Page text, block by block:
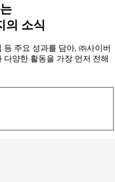
의 소식
등 주요 성과를 담아, ㈜사이버
양한 활동을 가장 먼저 전해